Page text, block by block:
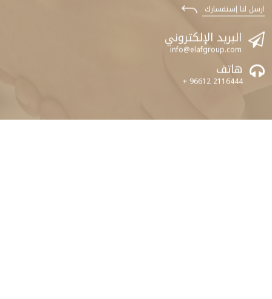
ارسل لنا إستفسارك
البريد الإلكتروني
info@elafgroup.com
هاتف
+ 96612 2116444